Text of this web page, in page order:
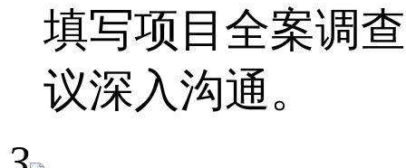
填写项目全案调
议深入沟通。